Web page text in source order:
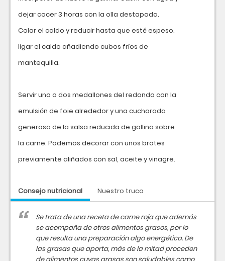
dejar cocer 3 horas con la olla destapada.
Colar el caldo y reducir hasta que esté espeso.
ligar el caldo añadiendo cubos fríos de
mantequilla.
Servir uno o dos medallones del redondo con la
emulsión de foie alrededor y una cucharada
generosa de la salsa reducida de gallina sobre
la carne. Podemos decorar con unos brotes
previamente aliñados con sal, aceite y vinagre.
Consejo nutricional Nuestro truco
Se trata de una receta de carne roja que además
se acompaña de otros alimentos grasos, por lo
que resulta una preparación algo energética. De
las grasas que aporta, más de la mitad proceden